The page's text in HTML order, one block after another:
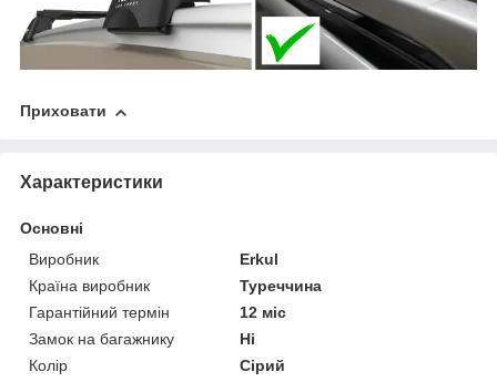
Приховати
Характеристики
Основні
Виробник
Erkul
Країна виробник
Туреччина
Гарантійний термін
12 міс
Замок на багажнику
Ні
Колір
Сірий